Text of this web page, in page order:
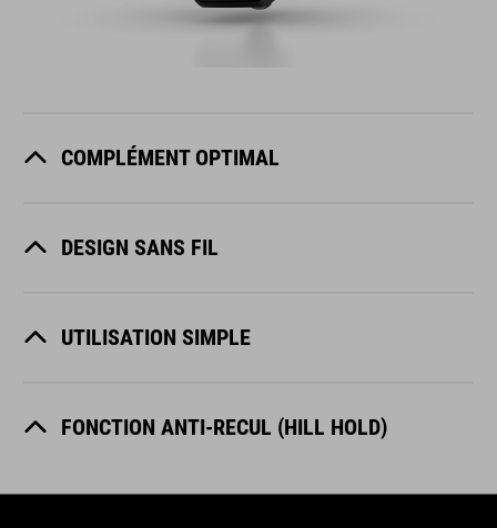
COMPLÉMENT OPTIMAL
DESIGN SANS FIL
UTILISATION SIMPLE
FONCTION ANTI-RECUL (HILL HOLD)